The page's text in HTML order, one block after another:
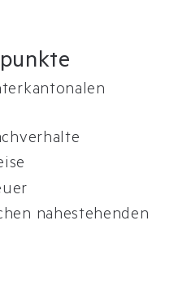
nahestehenden